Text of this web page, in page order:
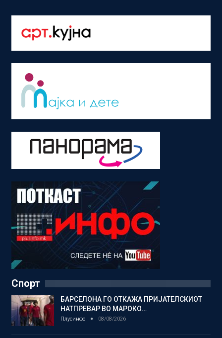
Спорт
БАРСЕЛОНА ГО ОТКАЖА ПРИЈАТЕЛСКИОТ
НАТПРЕВАР ВО МАРОКО…
Плусинфо 08/08/2026